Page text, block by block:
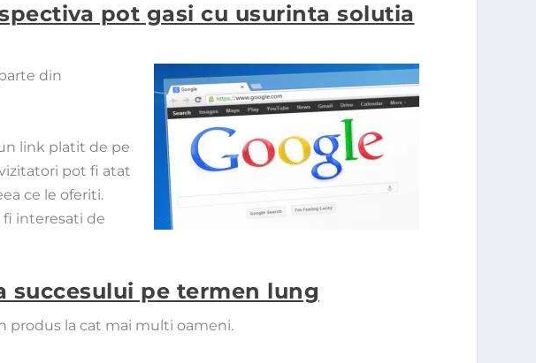
pot gasi cu usurinta solutia
din
link platit de pe
pot fi atat
ce le oferiti.
fi interesati de
succesului pe termen lung
produs la cat mai multi oameni.